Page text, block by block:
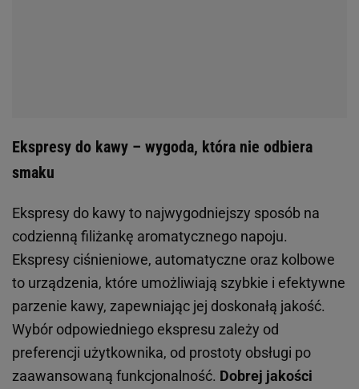
Ekspresy do kawy – wygoda, która nie odbiera
smaku
Ekspresy do kawy to najwygodniejszy sposób na
codzienną filiżankę aromatycznego napoju.
Ekspresy ciśnieniowe, automatyczne oraz kolbowe
to urządzenia, które umożliwiają szybkie i efektywne
parzenie kawy, zapewniając jej doskonałą jakość.
Wybór odpowiedniego ekspresu zależy od
preferencji użytkownika, od prostoty obsługi po
zaawansowaną funkcjonalność. Dobrej jakości